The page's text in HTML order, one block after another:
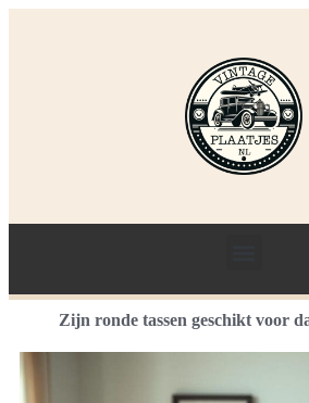
Zijn ronde tassen geschikt voor